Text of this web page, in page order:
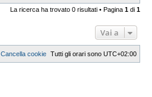
La ricerca ha trovato 0 risultati • Pagina 1 di 1
Vai a
Tutti gli orari sono UTC+02:00
Cancella cookie